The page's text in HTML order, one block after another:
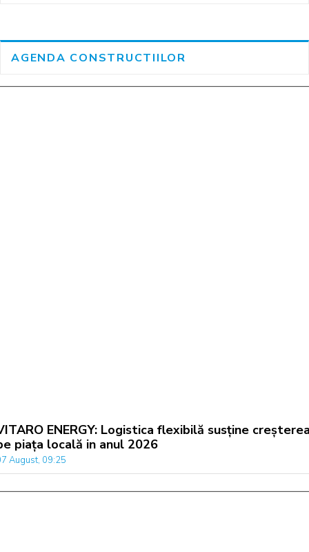
AGENDA CONSTRUCTIILOR
ENERGY: Logistica flexibilă susține
piața locală in anul 2026
August, 09:25